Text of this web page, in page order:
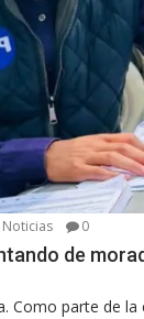
Noticias 0
de
Como parte de